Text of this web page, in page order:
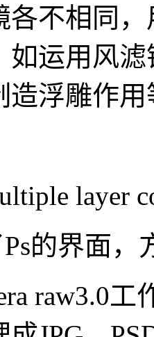
相同，
如运用风
造浮雕作用
layer
界面，
raw3.0工